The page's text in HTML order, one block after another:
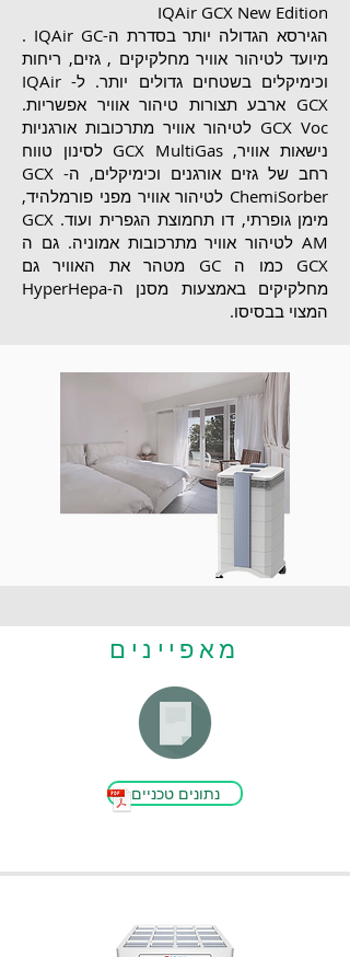
IQAir GCX New Edition
הגירסא הגדולה יותר בסדרת ה-IQAir GC .
מיועד לטיהור אוויר מחלקיקים , גזים, ריחות
וכימיקלים בשטחים גדולים יותר. ל- IQAir
GCX ארבע תצורות טיהור אוויר אפשריות.
GCX Voc לטיהור אוויר מתרכובות אורגניות
נישאות אוויר, GCX MultiGas לסינון טווח
רחב של גזים אורגנים וכימיקלים, ה- GCX
ChemiSorber לטיהור אוויר מפני פורמלהיד,
מימן גופרתי, דו תחמוצת הגפרית ועוד. GCX
AM לטיהור אוויר מתרכובות אמוניה. גם ה
GCX כמו ה GC מטהר את האוויר גם
מחלקיקים באמצעות מסנן ה-HyperHepa
המצוי בבסיסו.
מאפיינים
נתונים טכניים